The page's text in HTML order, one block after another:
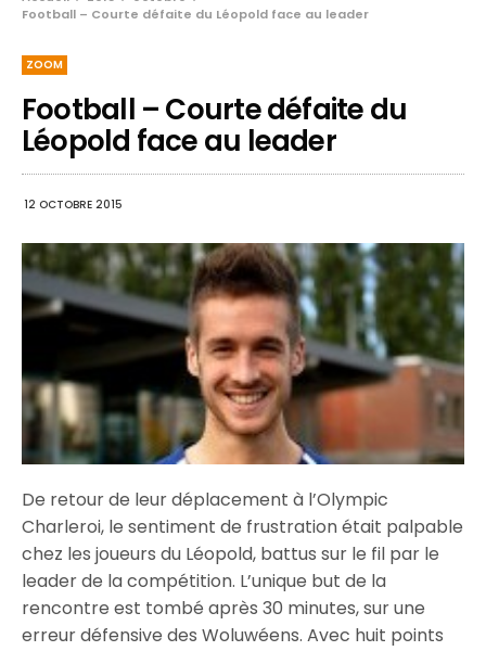
Football – Courte défaite du Léopold face au leader
ZOOM
Football – Courte défaite du
Léopold face au leader
12 OCTOBRE 2015
De retour de leur déplacement à l’Olympic
Charleroi, le sentiment de frustration était palpable
chez les joueurs du Léopold, battus sur le fil par le
leader de la compétition. L’unique but de la
rencontre est tombé après 30 minutes, sur une
erreur défensive des Woluwéens. Avec huit points